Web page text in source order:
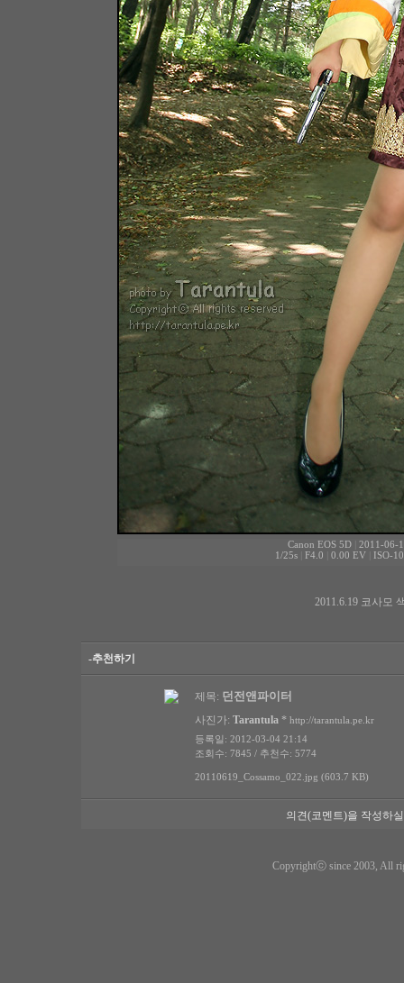
Canon EOS 5D
2011-06-
1/25s| F4.0 0.00 EV| ISO-
2011.6.19 코사모
-추천하기
제목: 던전앤파이터
사진가: Tarantula * http://tarantula.pe.kr
등록일: 2012-03-04 21:14
조회수: 7845 / 추천수: 5774
20110619_Cossamo_022.jpg (603.7 KB)
의견(코멘트)을 작성하
Copyrightⓒ since 2003, All